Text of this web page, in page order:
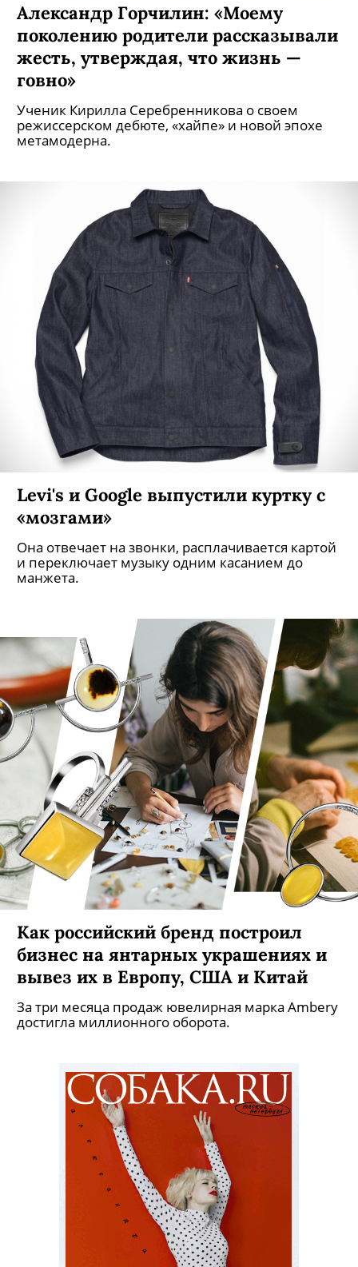
Александр Горчилин: «Моему
поколению родители рассказывали
жесть, утверждая, что жизнь —
говно»
Ученик Кирилла Серебренникова о своем
режиссерском дебюте, «хайпе» и новой эпохе
метамодерна.
Levi's и Google выпустили куртку с
«мозгами»
Она отвечает на звонки, расплачивается картой
и переключает музыку одним касанием до
манжета.
Как российский бренд построил
бизнес на янтарных украшениях и
вывез их в Европу, США и Китай
За три месяца продаж ювелирная марка Ambery
достигла миллионного оборота.